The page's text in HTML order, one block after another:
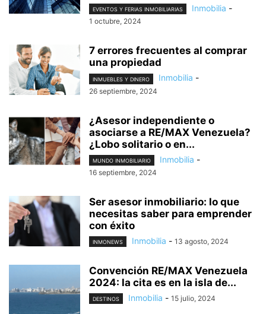
EVENTOS Y FERIAS INMOBILIARIAS Inmobilia -
1 octubre, 2024
7 errores frecuentes al comprar
una propiedad
INMUEBLES Y DINERO Inmobilia -
26 septiembre, 2024
¿Asesor independiente o
asociarse a RE/MAX Venezuela?
¿Lobo solitario o en...
MUNDO INMOBILIARIO Inmobilia -
16 septiembre, 2024
Ser asesor inmobiliario: lo que
necesitas saber para emprender
con éxito
INMONEWS Inmobilia - 13 agosto, 2024
Convención RE/MAX Venezuela
2024: la cita es en la isla de...
DESTINOS Inmobilia - 15 julio, 2024